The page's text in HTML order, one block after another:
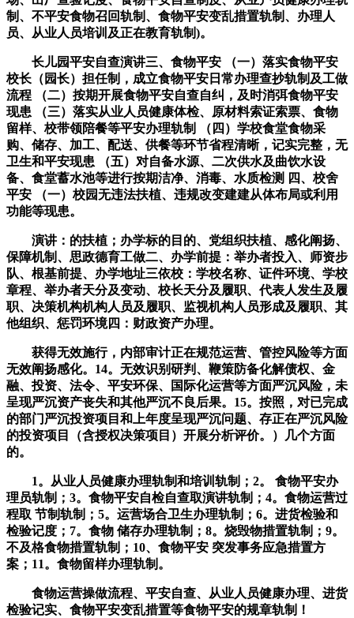
制、不平安食物召回轨制、食物平安变乱措置轨制、办理人
员、从业人员培训及正在教育轨制)。
长儿园平安自查演讲三、食物平安 （一）落实食物平安
校长（园长）担任制，成立食物平安日常办理查抄轨制及工做
流程 （二）按期开展食物平安自查自纠，及时消弭食物平安
现患 （三）落实从业人员健康体检、原材料索证索票、食物
留样、校带领陪餐等平安办理轨制 （四）学校食堂食物采
购、储存、加工、配送、供餐等环节省程清晰，记实完整，无
卫生和平安现患 （五）对自备水源、二次供水及曲饮水设
备、食堂蓄水池等进行按期洁净、消毒、水质检测 四、校舍
平安 （一）校园无违法扶植、违规改变建建从体布局或利用
功能等现患。
演讲：的扶植；办学标的目的、党组织扶植、感化阐扬、
保障机制、思政德育工做二、办学前提：举办者投入、师资步
队、根基前提、办学地址三依校：学校名称、证件环境、学校
章程、举办者天分及变动、校长天分及履职、代表人发生及履
职、决策机构机构人员及履职、监视机构人员形成及履职、其
他组织、惩罚环境四：财政资产办理。
获得无效施行，内部审计正在规范运营、管控风险等方面
无效阐扬感化。14。无效识别研判、鞭策防备化解债权、金
融、投资、法令、平安环保、国际化运营等方面严沉风险，未
呈现严沉资产丧失和其他严沉不良后果。15。按照，对已完成
的部门严沉投资项目和上年度呈现严沉问题、存正在严沉风险
的投资项目（含授权决策项目）开展分析评价。）几个方面
的。
1。从业人员健康办理轨制和培训轨制；2。 食物平安办
理员轨制；3。食物平安自检自查取演讲轨制；4。食物运营过
程取 节制轨制；5。运营场合卫生办理轨制；6。进货检验和
检验记度；7。食物 储存办理轨制；8。烧毁物措置轨制；9。
不及格食物措置轨制；10、食物平安 突发事务应急措置方
案；11。食物留样办理轨制。
食物运营操做流程、平安自查、从业人员健康办理、进货
检验记实、食物平安变乱措置等食物平安的规章轨制！